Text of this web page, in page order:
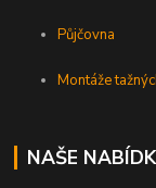
Půjčovna
Montáže
NAŠE